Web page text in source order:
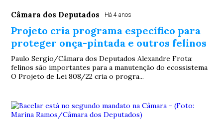
Câmara dos Deputados Há 4 anos
Projeto cria programa específico para
proteger onça-pintada e outros felinos
Paulo Sergio/Câmara dos Deputados Alexandre Frota:
felinos são importantes para a manutenção do ecossistema
O Projeto de Lei 808/22 cria o progra...